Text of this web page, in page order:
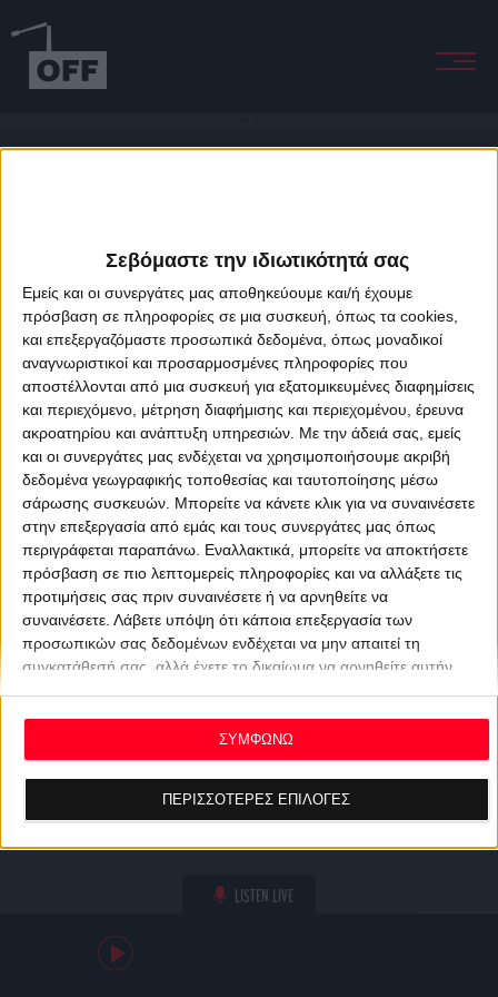
Σεβόμαστε την ιδιωτικότητά σας
Εμείς και οι συνεργάτες μας αποθηκεύουμε και/ή έχουμε
πρόσβαση σε πληροφορίες σε μια συσκευή, όπως τα cookies,
και επεξεργαζόμαστε προσωπικά δεδομένα, όπως μοναδικοί
αναγνωριστικοί και προσαρμοσμένες πληροφορίες που
αποστέλλονται από μια συσκευή για εξατομικευμένες διαφημίσεις
και περιεχόμενο, μέτρηση διαφήμισης και περιεχομένου, έρευνα
ακροατηρίου και ανάπτυξη υπηρεσιών. Με την άδειά σας, εμείς
και οι συνεργάτες μας ενδέχεται να χρησιμοποιήσουμε ακριβή
δεδομένα γεωγραφικής τοποθεσίας και ταυτοποίησης μέσω
σάρωσης συσκευών. Μπορείτε να κάνετε κλικ για να συναινέσετε
στην επεξεργασία από εμάς και τους συνεργάτες μας όπως
περιγράφεται παραπάνω. Εναλλακτικά, μπορείτε να αποκτήσετε
πρόσβαση σε πιο λεπτομερείς πληροφορίες και να αλλάξετε τις
προτιμήσεις σας πριν συναινέσετε ή να αρνηθείτε να
συναινέσετε. Λάβετε υπόψη ότι κάποια επεξεργασία των
προσωπικών σας δεδομένων ενδέχεται να μην απαιτεί τη
συγκατάθεσή σας, αλλά έχετε το δικαίωμα να αρνηθείτε αυτήν
ανακαλέσετε τη συγκατάθεσή σας ανά πάσα στιγμή
επιστρέφοντας σε αυτόν τον ιστότοπο και κάνοντας κλικ στο
κουμπί "Απορρήτου" στο κάτω μέρος της ιστοσελίδας.
ΠΕΡΙΣΣΟΤΕΡΕΣ ΕΠΙΛΟΓΕΣ
ΣΥΜΦΩΝΩ
LISTEN LIVE
About Offradio Business Class Terms & Conditions
Privacy Policy
Designed & developed byporcupine colors&Fotis Alexandrou